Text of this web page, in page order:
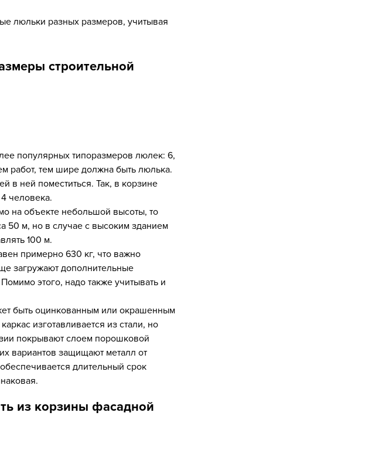
люльки разных размеров, учитывая
строительной
популярных типоразмеров люлек: 6,
работ, тем шире должна быть люлька.
в ней поместиться. Так, в корзине
человека.
на объекте небольшой высоты, то
50 м, но в случае с высоким зданием
100 м.
примерно 630 кг, что важно
загружают дополнительные
этого, надо также учитывать и
быть оцинкованным или окрашенным
изготавливается из стали, но
покрывают слоем порошковой
вариантов защищают металл от
длительный срок
из корзины фасадной